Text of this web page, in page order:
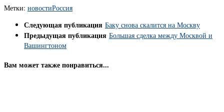
Метки: новостиРоссия
Следующая публикация Баку снова скалится на Москву
Предыдущая публикация Большая сделка между Москвой и
Вашингтоном
Вам может также понравиться...